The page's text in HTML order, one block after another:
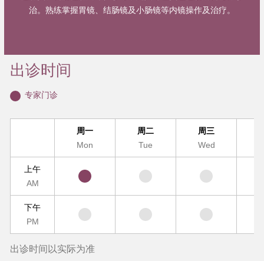
治。熟练掌握胃镜、结肠镜及小肠镜等内镜操作及治疗。
出诊时间
专家门诊
周一
Mon
周二
Tue
周三
Wed
上午
AM
下午
PM
出诊时间以实际为准